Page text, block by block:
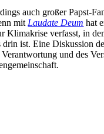
auch großer Papst-
mit Laudate Deum hat
Klimakrise verfasst, in
ist. Eine Diskussion
und des